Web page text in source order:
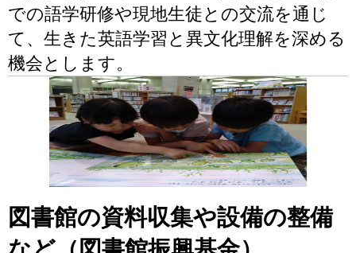
での語学研修や現地生徒との交流を通じ
て、生きた英語学習と異文化理解を深める
機会とします。
図書館の資料収集や設備の整備